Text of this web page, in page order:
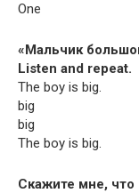
One
«Мальчик
Lis­ten and repeat.
The boy is big.
big
big
The boy is big.
Скажите мне,